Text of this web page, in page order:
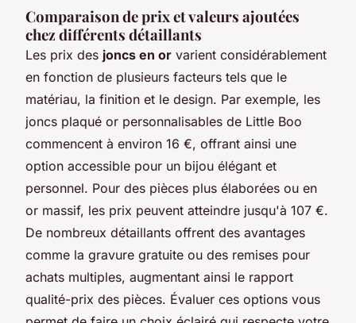
Comparaison de prix et valeurs ajoutées
chez différents détaillants
Les prix des joncs en or varient considérablement
en fonction de plusieurs facteurs tels que le
matériau, la finition et le design. Par exemple, les
joncs plaqué or personnalisables de Little Boo
commencent à environ 16 €, offrant ainsi une
option accessible pour un bijou élégant et
personnel. Pour des pièces plus élaborées ou en
or massif, les prix peuvent atteindre jusqu'à 107 €.
De nombreux détaillants offrent des avantages
comme la gravure gratuite ou des remises pour
achats multiples, augmentant ainsi le rapport
qualité-prix des pièces. Évaluer ces options vous